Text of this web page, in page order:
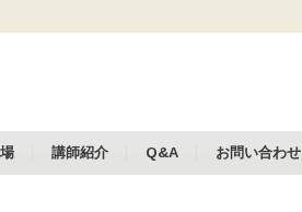
講師紹介 Q&A お問い合わせ